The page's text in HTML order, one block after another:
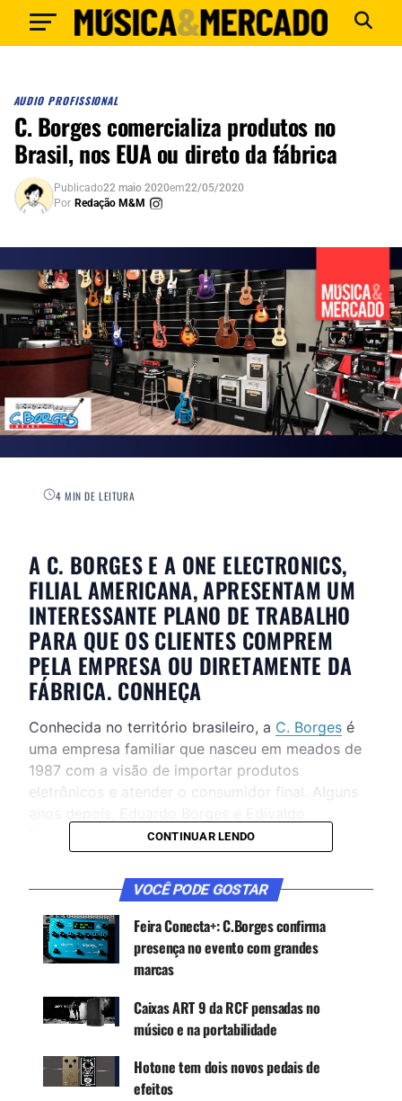
AUDIO PROFISSIONAL
C. Borges comercializa produtos no
Brasil, nos EUA ou direto da fábrica
Publicado22 maio 2020em22/05/2020
Por Redação M&M
4 MIN DE LEITURA
A C. BORGES E A ONE ELECTRONICS,
FILIAL AMERICANA, APRESENTAM UM
INTERESSANTE PLANO DE TRABALHO
PARA QUE OS CLIENTES COMPREM
PELA EMPRESA OU DIRETAMENTE DA
FÁBRICA. CONHEÇA
Conhecida no território brasileiro, a C. Borges é
uma empresa familiar que nasceu em meados de
1987 com a visão de importar produtos
eletrônicos e atender o consumidor final. Alguns
Nascimento, filhos dos fundadores, assumiram a
direção da empresa e a direcionaram a dois
mercados específicos: instrumentos musicais e
radiocomunicação.
CONTINUE ACOMPANHANDO
WhatsApp e no Google News.
Canal WhatsApp
CONTINUAR LENDO
VOCÊ PODE GOSTAR
Feira Conecta+: C.Borges confirma
presença no evento com grandes
marcas
Caixas ART 9 da RCF pensadas no
músico e na portabilidade
Hotone tem dois novos pedais de
efeitos